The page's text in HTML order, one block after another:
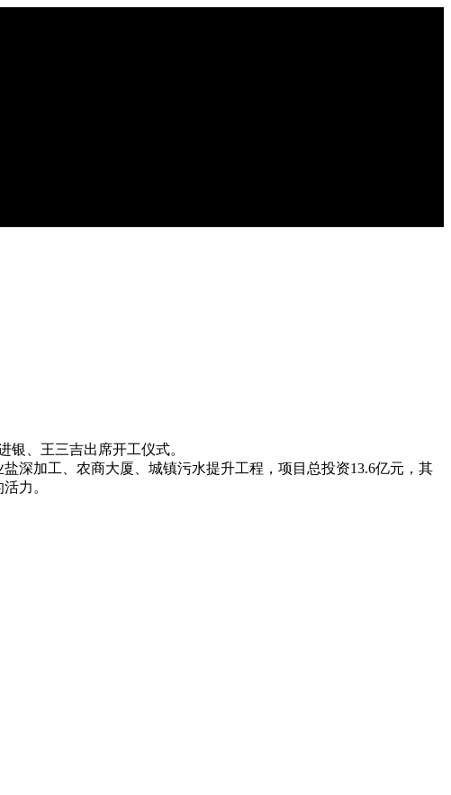
、王三吉出席开工仪式。
深加工、农商大厦、城镇污水提升工程，项目总投资13.6亿元，其
力。